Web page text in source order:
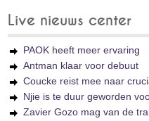
Live nieuws center
PAOK heeft meer ervaring
Antman klaar voor debuut
Coucke reist mee naar
Njie is te duur geworden
Zavier Gozo mag van de